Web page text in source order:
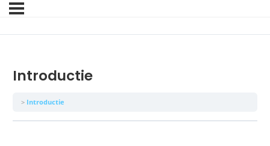
Introductie
Introductie